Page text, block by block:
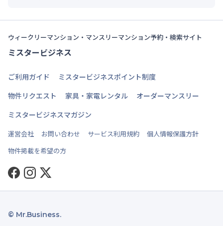
ウィークリーマンション・マンスリーマンション予約・検索サイト
ミスタービジネス
ご利用ガイド
ミスタービジネスポイント制度
物件リクエスト
家具・家電レンタル
オーダーマンスリー
ミスタービジネスマガジン
運営会社 お問い合わせ サービス利用規約
個人情報保護方針
物件掲載を希望の方
Facebook
Instagram
Twitter
© Mr.Business.